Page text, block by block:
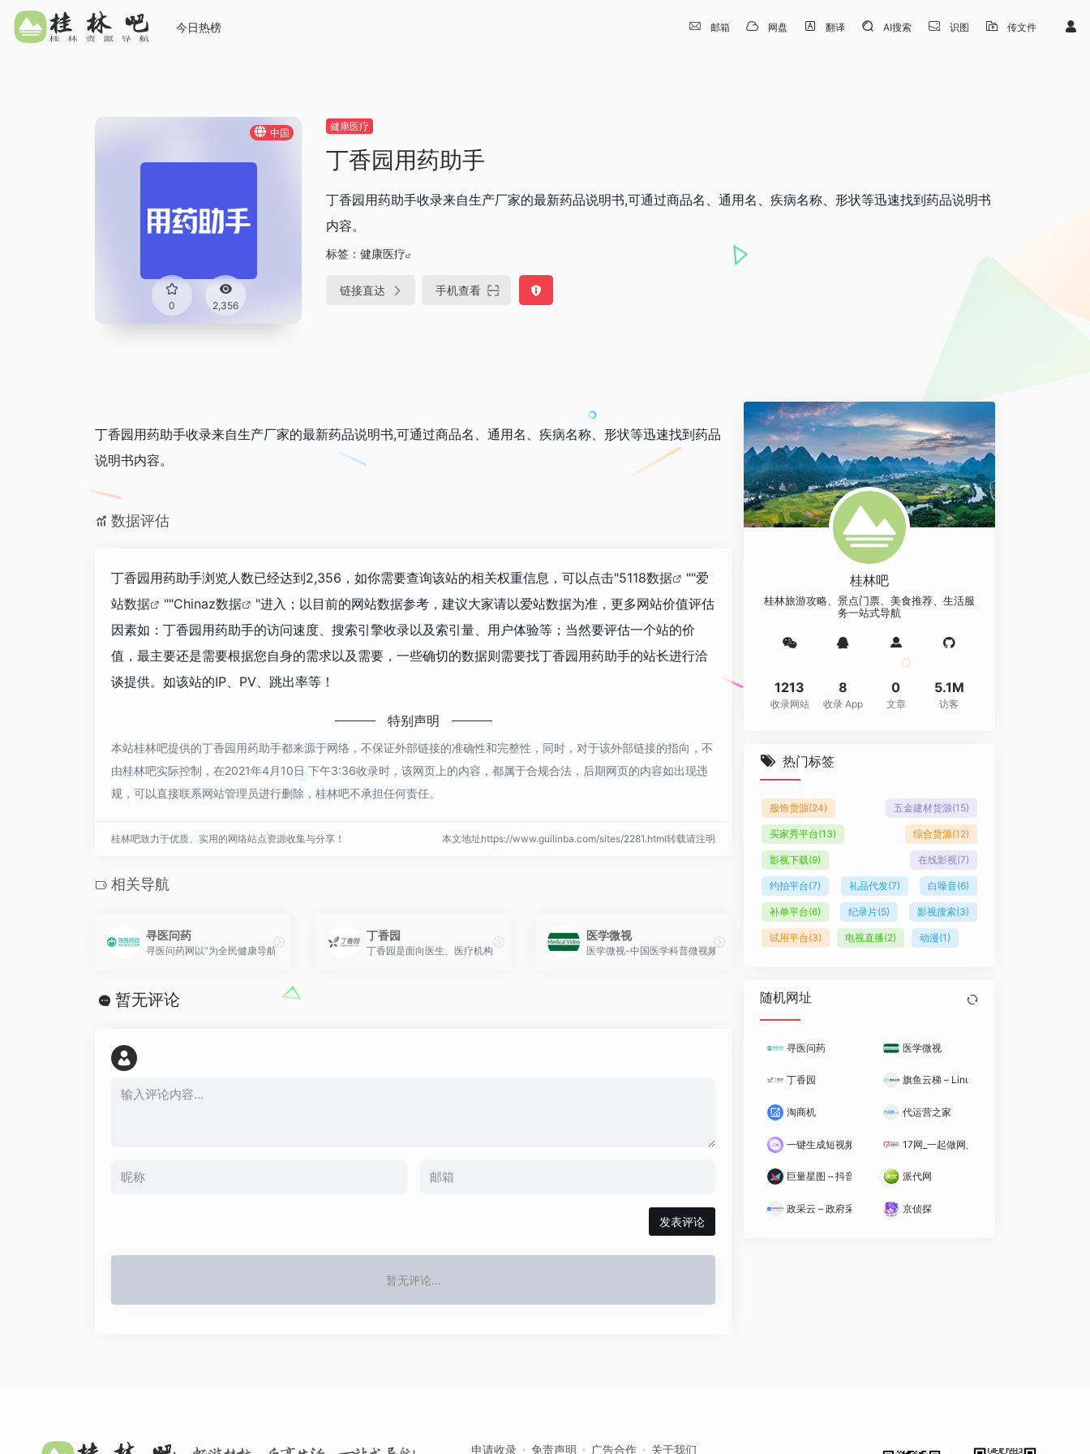
今日热榜 邮箱 网盘 翻译 AI搜索 识图 传文件
中国
0 2,356
健康医疗
丁香园用药助手
丁香园用药助手收录来自生产厂家的最新药品说明书,可通过商品名、通用名、疾病名称、形状等迅速找到药品说明书
内容。
标签： 健康医疗
链接直达 手机查看
丁香园用药助手收录来自生产厂家的最新药品说明书,可通过商品名、通用名、疾病名称、形状等迅速找到药品
说明书内容。
数据评估
丁香园用药助手浏览人数已经达到2,356，如你需要查询该站的相关权重信息，可以点击"5118数据 ""爱
站数据
""Chinaz数据
"进入；以目前的网站数据参考，建议大家请以爱站数据为准，更多网站价值评估
因素如：丁香园用药助手的访问速度、搜索引擎收录以及索引量、用户体验等；当然要评估一个站的价
值，最主要还是需要根据您自身的需求以及需要，一些确切的数据则需要找丁香园用药助手的站长进行洽
谈提供。如该站的IP、PV、跳出率等！
特别声明
本站桂林吧提供的丁香园用药助手都来源于网络，不保证外部链接的准确性和完整性，同时，对于该外部链接的指向，不
由桂林吧实际控制，在2021年4月10日 下午3:36收录时，该网页上的内容，都属于合规合法，后期网页的内容如出现违
规，可以直接联系网站管理员进行删除，桂林吧不承担任何责任。
桂林吧致力于优质、实用的网络站点资源收集与分享！ 本文地址https://www.guilinba.com/sites/2281.html转载请注明
相关导航
寻医问药
寻医问药网以“为全民健康导航”为己任，传播“品质生活、健康为先”的理念，为患者、医生搭建精准医疗信息查询，一对一在线咨询，预约挂号等服务平台。
丁香园
丁香园是面向医生、医疗机构、医药从业者以及生命科学领域人士的专业性社会化网络，提供医学、医疗、药学、生命科学等相关领域的交流平台、专业知识、最新科
医学微视
医学微视-中国医学科普微视频百科全书
暂无评论
发表评论
暂无评论...
桂林吧
桂林旅游攻略、景点门票、美食推荐、生活服
务一站式导航
1213
收录网站
8
收录 App
0
文章
5.1M
访客
热门标签
服饰货源(24) 五金建材货源(15)
买家秀平台(13) 综合货源(12)
影视下载(9) 在线影视(7)
约拍平台(7) 礼品代发(7) 白噪音(6)
补单平台(6) 纪录片(5) 影视搜索(3)
试用平台(3) 电视直播(2) 动漫(1)
随机网址
寻医问药 医学微视
丁香园 旗鱼云梯 – Linux云面板
淘商机 代运营之家
一键生成短视频 – 智能短视频实验室
17网_一起做网店
巨量星图 – 抖音 派代网
政采云 – 政府采购云平台 京侦探
申请收录 免责声明 广告合作 关于我们